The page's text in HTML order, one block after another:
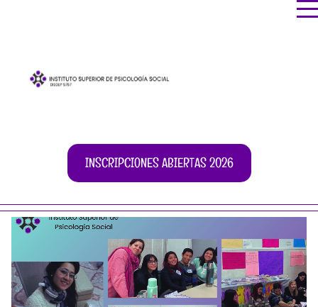
INSCRIPCIONES ABIERTAS 2026